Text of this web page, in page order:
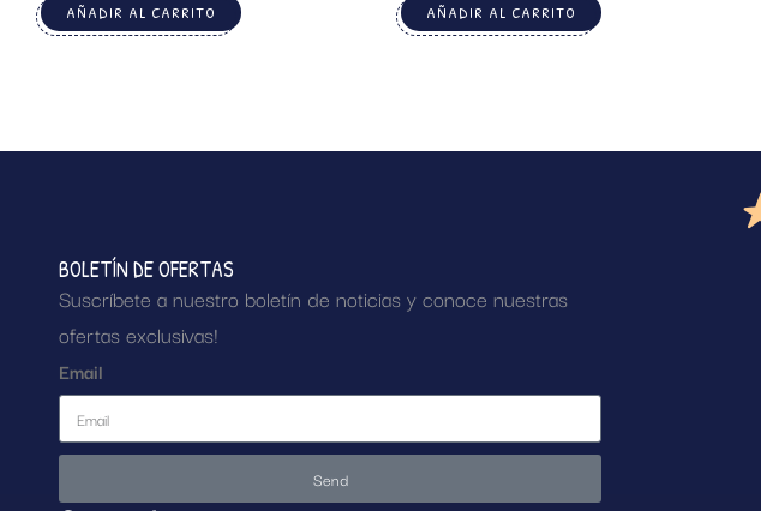
AÑADIR AL CARRITO AÑADIR AL CARRITO
BOLETÍN DE OFERTAS
Suscríbete a nuestro boletín de noticias y conoce nuestras
ofertas exclusivas!
Email
Send